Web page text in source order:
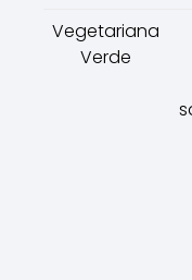
Vegetariana
Verde